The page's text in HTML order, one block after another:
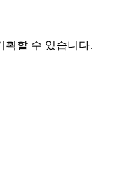
획할 수 있습니다.